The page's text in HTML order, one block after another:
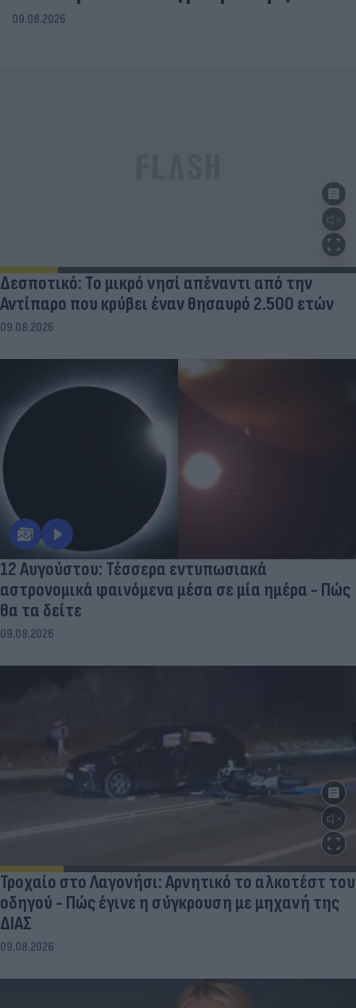
09.08.2026
Δεσποτικό: Το μικρό νησί απέναντι από την
Αντίπαρο που κρύβει έναν θησαυρό 2.500 ετών
09.08.2026
12 Αυγούστου: Τέσσερα εντυπωσιακά
αστρονομικά φαινόμενα μέσα σε μία ημέρα - Πώς
θα τα δείτε
09.08.2026
Τροχαίο στο Λαγονήσι: Αρνητικό το αλκοτέστ του
οδηγού - Πώς έγινε η σύγκρουση με μηχανή της
ΔΙΑΣ
09.08.2026